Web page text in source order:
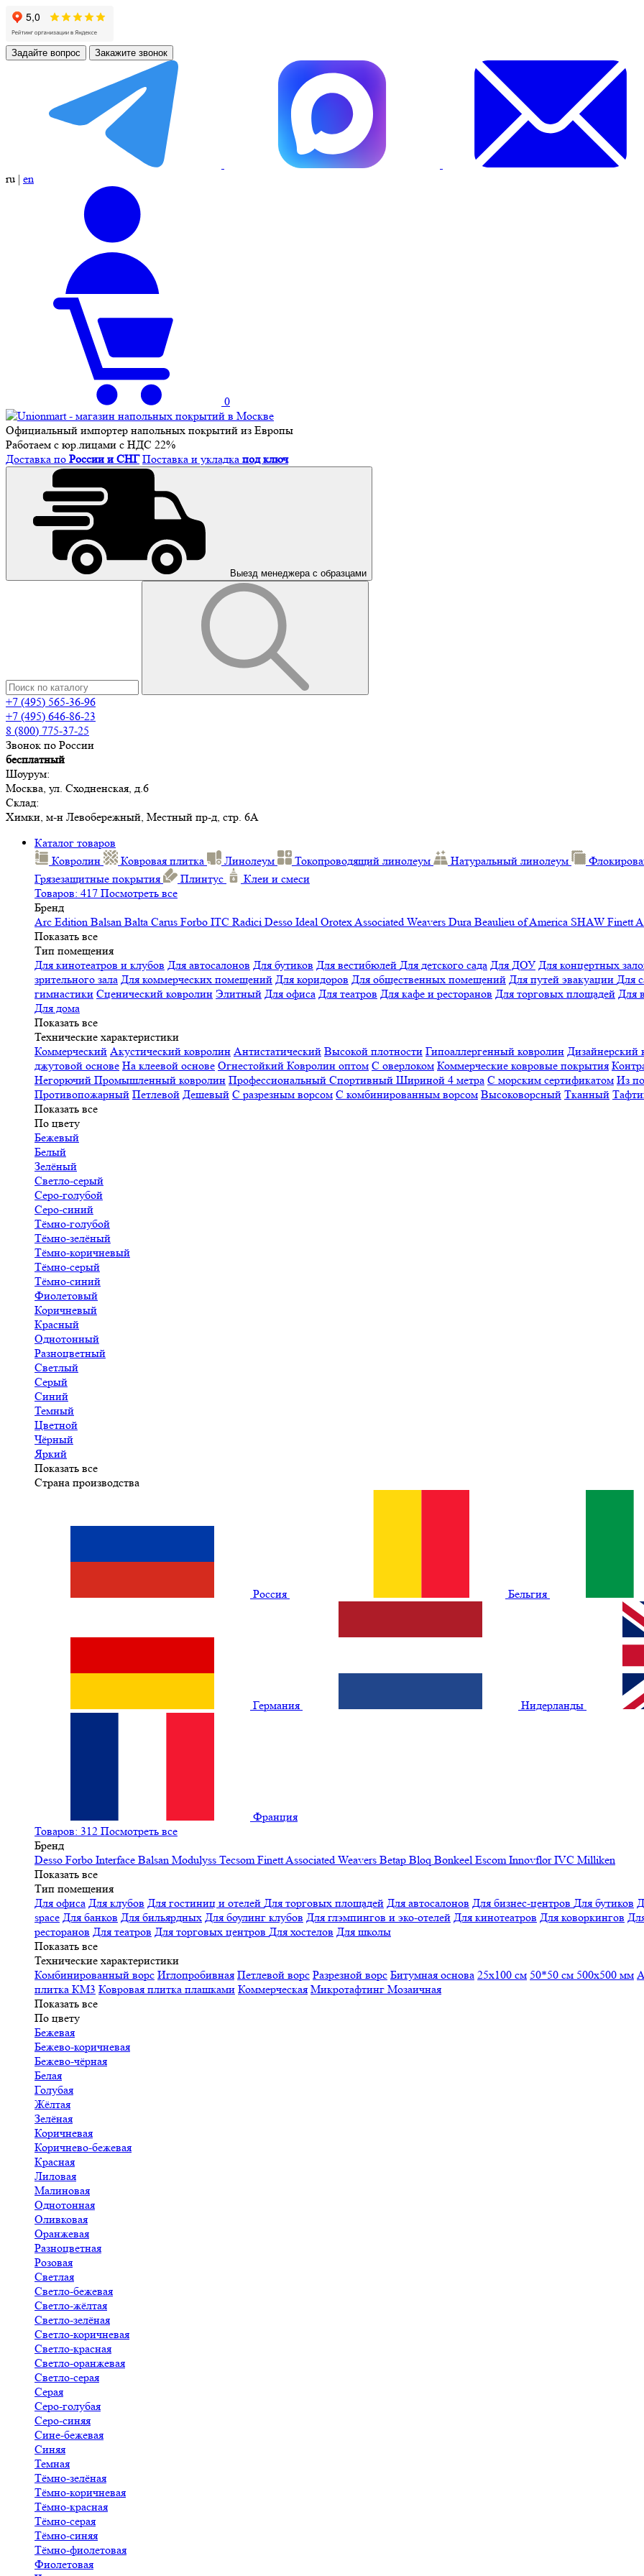
Задайте вопрос Закажите звонок
ru | en
0
Официальный импортер напольных покрытий из Европы
Работаем с юр.лицами с НДС 22%
Доставка по России и СНГ Поставка и укладка под ключ
Выезд менеджера с образцами
+7 (495) 565-36-96
+7 (495) 646-86-23
8 (800) 775-37-25
Звонок по России
бесплатный
Шоурум:
Москва, ул. Сходненская, д.6
Склад:
Химки, м-н Левобережный, Местный пр-д, стр. 6А
Каталог товаров
Ковролин
Ковровая плитка Линолеум Токопроводящий линолеум Натуральный линолеум
Грязезащитные покрытия
Плинтус
Клеи и смеси
Товаров: 417 Посмотреть все
Бренд
Arc Edition Balsan Balta Carus Forbo ITC Radici Desso Ideal OrotexAssociated Weavers Dura Beaulieu of America SHAW Finett
Показать все
Тип помещения
Для кинотеатров и клубов Для автосалонов Для бутиков Для вестибюлей Для детского сада Для ДОУ Для концертных
зрительного зала Для коммерческих помещений Для коридоров Для общественных помещений Для путей эвакуации Для
гимнастики Сценический ковролин Элитный Для офиса Для театров Для кафе и ресторанов Для торговых площадей Для
Для дома
Показать все
Технические характеристики
Коммерческий Акустический ковролин Антистатический Высокой плотности Гипоаллергенный ковролин Дизайнерский
джутовой основе На клеевой основе Огнестойкий Ковролин оптом С оверлоком Коммерческие ковровые покрытия
Негорючий Промышленный ковролин Профессиональный Спортивный Шириной 4 метра С морским сертификатом Из
Противопожарный Петлевой Дешевый С разрезным ворсом С комбинированным ворсом Высоковорсный Тканный
Показать все
По цвету
Бежевый
Белый
Зелёный
Светло-серый
Серо-голубой
Серо-синий
Тёмно-голубой
Тёмно-зелёный
Тёмно-коричневый
Тёмно-серый
Тёмно-синий
Фиолетовый
Коричневый
Красный
Однотонный
Разноцветный
Светлый
Серый
Синий
Темный
Цветной
Чёрный
Яркий
Показать все
Страна производства
Россия Бельгия
Германия Нидерланды
Франция
Товаров: 312 Посмотреть все
Бренд
Desso Forbo Interface Balsan Modulyss Tecsom FinettAssociated Weavers Betap Bloq Bonkeel Escom Innovflor IVC Milliken
Показать все
Тип помещения
Для офиса Для клубов Для гостиниц и отелей Для торговых площадей Для автосалонов Для бизнес-центров Для бутиков
space Для банков Для бильярдных Для боулинг клубов Для глэмпингов и эко-отелей Для кинотеатров Для коворкингов
ресторанов Для театров Для торговых центров Для хостелов Для школы
Показать все
Технические характеристики
Комбинированный ворс Иглопробивная Петлевой ворс Разрезной ворс Битумная основа 25x100 см 50*50 см 500х500 мм
плитка КМ3 Ковровая плитка плашками Коммерческая Микротафтинг Мозаичная
Показать все
По цвету
Бежевая
Бежево-коричневая
Бежево-чёрная
Белая
Голубая
Жёлтая
Зелёная
Коричневая
Коричнево-бежевая
Красная
Лиловая
Малиновая
Однотонная
Оливковая
Оранжевая
Разноцветная
Розовая
Светлая
Светло-бежевая
Светло-жёлтая
Светло-зелёная
Светло-коричневая
Светло-красная
Светло-оранжевая
Светло-серая
Серая
Серо-голубая
Серо-синяя
Сине-бежевая
Синяя
Темная
Тёмно-зелёная
Тёмно-коричневая
Тёмно-красная
Тёмно-серая
Тёмно-синяя
Тёмно-фиолетовая
Фиолетовая